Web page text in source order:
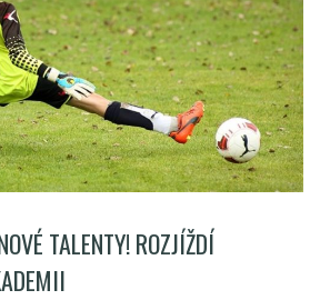
TALENTY! ROZJÍŽDÍ